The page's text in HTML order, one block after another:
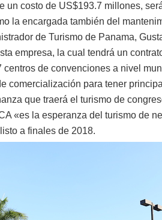
un costo de US$193.7 millones,
la encargada también del
de Turismo de Panama,
empresa, la cual tendrá un
centros de convenciones a nivel
comercialización para tener
que traerá el turismo de
«es la esperanza del turismo de
a finales de 2018.